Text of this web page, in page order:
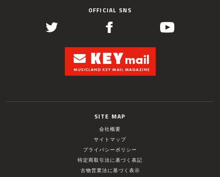
OFFICIAL SNS
SITE MAP
会社概要
サイトマップ
プライバシーポリシー
特定商取引法に基づく表記
古物営業法に基づく表示